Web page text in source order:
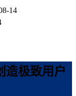
14
造极致用户